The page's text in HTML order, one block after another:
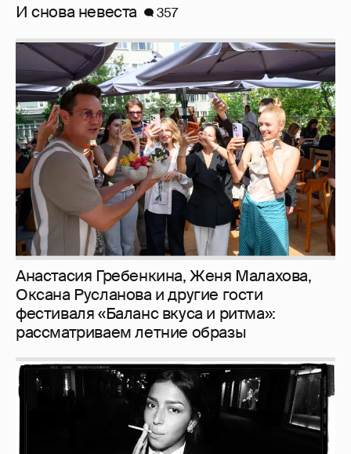
И снова невеста 357
Анастасия Гребенкина, Женя Малахова,
Оксана Русланова и другие гости
фестиваля «Баланс вкуса и ритма»:
рассматриваем летние образы